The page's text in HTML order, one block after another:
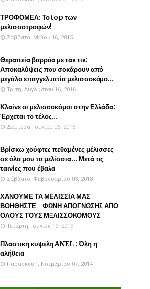
ΤΡΟΦΟΜΕΛ: Το top των
μελισσοτροφών!
Σάββατο, Μαΐου 16, 2015
Θεραπεία βαρρόα με τακ τικ:
Αποκαλύψεις που σοκάρουν από
μεγάλο επαγγελματία μελισσοκόμο...
Τρίτη, Αυγούστου 16, 2016
Κλαίνε οι μελισσοκόμοι στην Ελλάδα:
Έρχεται το τέλος...
Δευτέρα, Ιουνίου 06, 2016
Βρίσκω χούφτες πεθαμένες μέλισσες
σε όλα μου τα μελίσσια... Μετά τις
ταινίες που έβαλα
Σάββατο, Φεβρουαρίου 03, 2018
ΧΑΝΟΥΜΕ ΤΑ ΜΕΛΙΣΣΙΑ ΜΑΣ
ΒΟΗΘΗΣΤΕ - ΦΩΝΗ ΑΠΟΓΝΩΣΗΣ ΑΠΟ
ΟΛΟΥΣ ΤΟΥΣ ΜΕΛΙΣΣΟΚΟΜΟΥΣ
Τετάρτη, Ιουνίου 19, 2019
Πλαστικη κυψέλη ANEL : Όλη η
αλήθεια
Παρασκευή, Νοεμβρίου 07, 2014